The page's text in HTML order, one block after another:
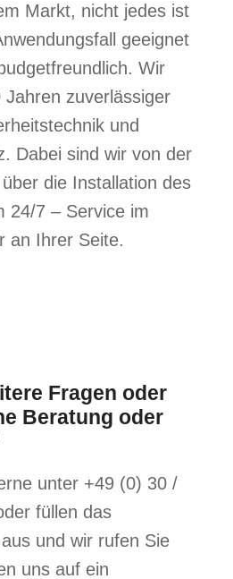
Markt, nicht jedes ist
geeignet
Wir
zuverlässiger
und
Dabei sind wir von der
die Installation des
24/7 – Service im
an Ihrer Seite.
Fragen oder
Beratung oder
unter +49 (0) 30 /
füllen das
und wir rufen Sie
uns auf ein